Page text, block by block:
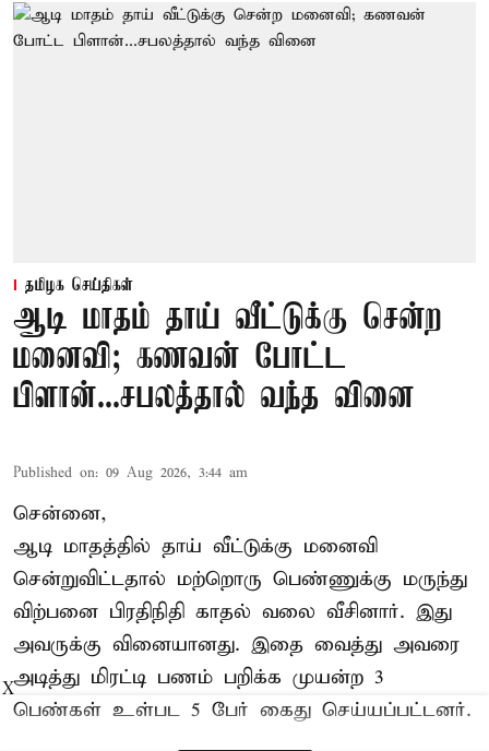
தமிழக செய்திகள்
ஆடி மாதம் தாய் வீட்டுக்கு சென்ற
மனைவி; கணவன் போட்ட
பிளான்...சபலத்தால் வந்த வினை
Published on: 09 Aug 2026, 3:44 am
சென்னை,
ஆடி மாதத்தில் தாய் வீட்டுக்கு மனைவி
சென்றுவிட்டதால் மற்றொரு பெண்ணுக்கு மருந்து
விற்பனை பிரதிநிதி காதல் வலை வீசினார். இது
அவருக்கு வினையானது. இதை வைத்து அவரை
அடித்து மிரட்டி பணம் பறிக்க முயன்ற 3
பெண்கள் உள்பட 5 பேர் கைது செய்யப்பட்டனர்.
X